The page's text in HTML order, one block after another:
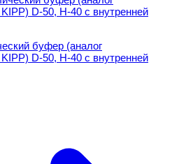
буфер (аналог
D-50, H-40 с внутренней